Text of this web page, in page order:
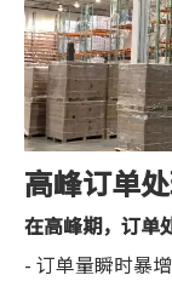
高峰订单
在高峰期，订单
- 订单量瞬时暴